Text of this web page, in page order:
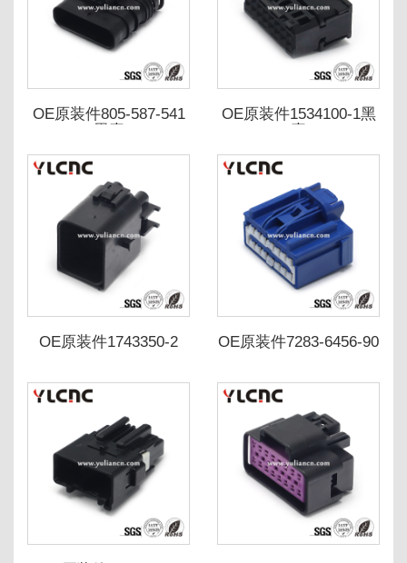
OE原装件805-587-541
黑壳
OE原装件1534100-1黑
壳
OE原装件1743350-2 OE原装件7283-6456-90